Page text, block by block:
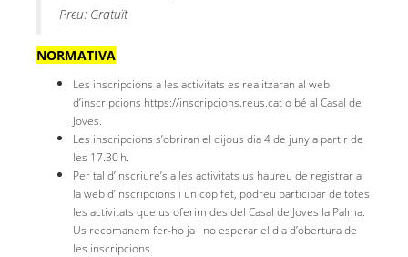
Preu: Gratuït
NORMATIVA
Les inscripcions a les activitats es realitzaran al web
d’inscripcions https://inscripcions.reus.cat o bé al Casal de
Joves.
Les inscripcions s’obriran el dijous dia 4 de juny a partir de
les 17.30 h.
Per tal d’inscriure’s a les activitats us haureu de registrar a
la web d’inscripcions i un cop fet, podreu participar de totes
les activitats que us oferim des del Casal de Joves la Palma.
Us recomanem fer-ho ja i no esperar el dia d’obertura de
les inscripcions.